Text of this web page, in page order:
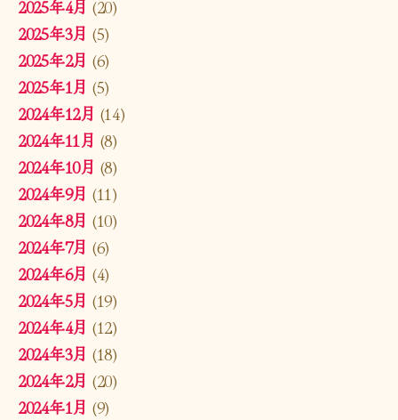
2025年4月 (20)
2025年3月 (5)
2025年2月 (6)
2025年1月 (5)
2024年12月 (14)
2024年11月 (8)
2024年10月 (8)
2024年9月 (11)
2024年8月 (10)
2024年7月 (6)
2024年6月 (4)
2024年5月 (19)
2024年4月 (12)
2024年3月 (18)
2024年2月 (20)
2024年1月 (9)